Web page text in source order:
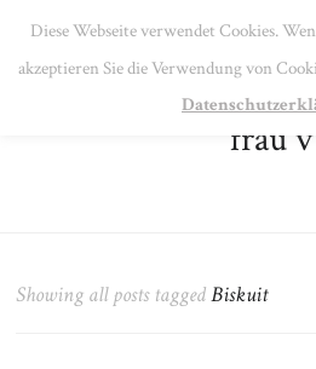
MENU
frau v
Showing all posts taggedBiskuit
Diese Webseite verwendet Cookies.
akzeptieren Sie die Verwendung von